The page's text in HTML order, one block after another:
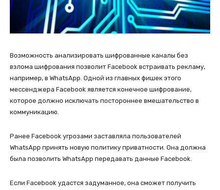
Возможность анализировать шифрованные каналы без
взлома шифрования позволит Facebook встраивать рекламу,
например, в WhatsApp. Одной из главных фишек этого
мессенджера Facebook является конечное шифрование,
которое должно исключать постороннее вмешательство в
коммуникацию.
Ранее Facebook угрозами заставляла пользователей
WhatsApp принять новую политику приватности. Она должна
была позволить WhatsApp передавать данные Facebook.
Если Facebook удастся задуманное, она сможет получить